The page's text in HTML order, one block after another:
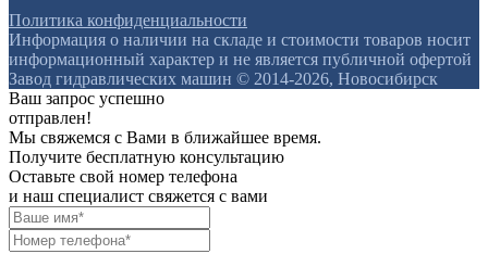
Политика конфиденциальности
Информация о наличии на складе и стоимости товаров носит
информационный характер и не является публичной офертой
Завод гидравлических машин © 2014-2026, Новосибирск
Ваш запрос успешно
отправлен!
Мы свяжемся с Вами в ближайшее время.
Получите бесплатную консультацию
Оставьте свой номер телефона
и наш специалист свяжется с вами